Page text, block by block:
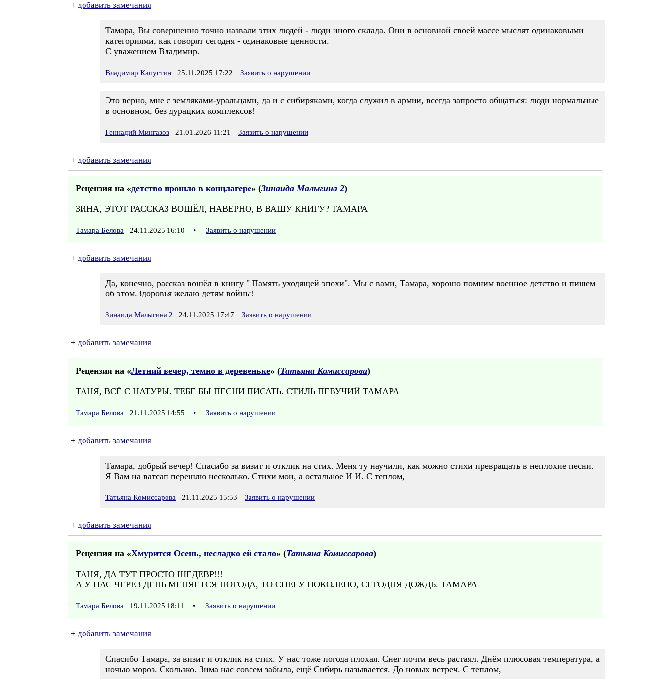
+ добавить замечания
Тамара, Вы совершенно точно назвали этих людей - люди иного склада. Они в основной своей массе мыслят одинаковыми
категориями, как говорят сегодня - одинаковые ценности.
С уважением Владимир.
Владимир Капустин 25.11.2025 17:22 Заявить о нарушении
Это верно, мне с земляками-уральцами, да и с сибиряками, когда служил в армии, всегда запросто общаться: люди нормальные
в основном, без дурацких комплексов!
Геннадий Мингазов 21.01.2026 11:21 Заявить о нарушении
+ добавить замечания
Рецензия на «детство прошло в концлагере» (Зинаида Малыгина 2)
ЗИНА, ЭТОТ РАССКАЗ ВОШЁЛ, НАВЕРНО, В ВАШУ КНИГУ? ТАМАРА
Тамара Белова 24.11.2025 16:10 • Заявить о нарушении
+ добавить замечания
Да, конечно, рассказ вошёл в книгу " Память уходящей эпохи". Мы с вами, Тамара, хорошо помним военное детство и пишем
об этом.Здоровья желаю детям войны!
Зинаида Малыгина 2 24.11.2025 17:47 Заявить о нарушении
+ добавить замечания
Рецензия на «Летний вечер, темно в деревеньке» (Татьяна Комиссарова)
ТАНЯ, ВСЁ С НАТУРЫ. ТЕБЕ БЫ ПЕСНИ ПИСАТЬ. СТИЛЬ ПЕВУЧИЙ ТАМАРА
Тамара Белова 21.11.2025 14:55 • Заявить о нарушении
+ добавить замечания
Тамара, добрый вечер! Спасибо за визит и отклик на стих. Меня ту научили, как можно стихи превращать в неплохие песни.
Я Вам на ватсап перешлю несколько. Стихи мои, а остальное И И. С теплом,
Татьяна Комиссарова 21.11.2025 15:53 Заявить о нарушении
+ добавить замечания
Рецензия на «Хмурится Осень, несладко ей стало» (Татьяна Комиссарова)
ТАНЯ, ДА ТУТ ПРОСТО ШЕДЕВР!!!
А У НАС ЧЕРЕЗ ДЕНЬ МЕНЯЕТСЯ ПОГОДА, ТО СНЕГУ ПОКОЛЕНО, СЕГОДНЯ ДОЖДЬ. ТАМАРА
Тамара Белова 19.11.2025 18:11 • Заявить о нарушении
+ добавить замечания
Спасибо Тамара, за визит и отклик на стих. У нас тоже погода плохая. Снег почти весь растаял. Днём плюсовая температура, а
ночью мороз. Скользко. Зима нас совсем забыла, ещё Сибирь называется. До новых встреч. С теплом,